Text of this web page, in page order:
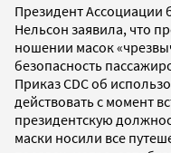
Президент Ассоциации
Нельсон заявила, что
ношении масок
безопасность
Приказ CDC об
действовать с момент
президентскую
маски носили все